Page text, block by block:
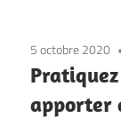
5 octobre 2020
apporter